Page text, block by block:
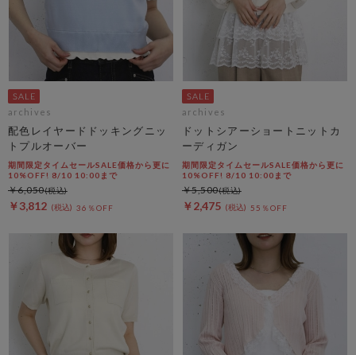
archives
配色レイヤードドッキングニッ
トプルオーバー
期間限定タイムセールSALE価格から更に
10%OFF! 8/10 10:00まで
￥3,812 36％OFF
￥6,050
archives
ドットシアーショートニットカ
ーディガン
期間限定タイムセールSALE価格から更に
10%OFF! 8/10 10:00まで
￥2,475 55％OFF
￥5,500